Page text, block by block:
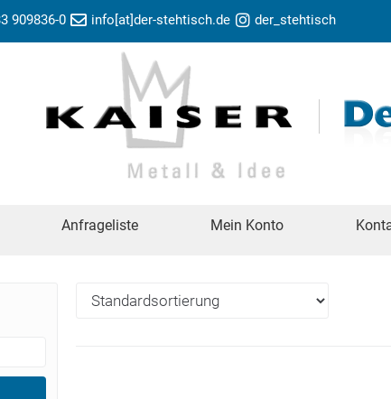
909836-0 info[at]der-stehtisch.de der_stehtisch
Anfrageliste Mein Konto